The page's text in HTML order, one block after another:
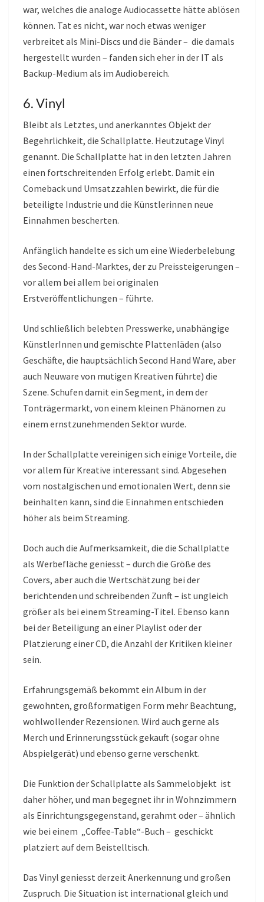
war, welches die analoge Audiocassette hätte ablösen
können. Tat es nicht, war noch etwas weniger
verbreitet als Mini-Discs und die Bänder – die damals
hergestellt wurden – fanden sich eher in der IT als
Backup-Medium als im Audiobereich.
6. Vinyl
Bleibt als Letztes, und anerkanntes Objekt der
Begehrlichkeit, die Schallplatte. Heutzutage Vinyl
genannt. Die Schallplatte hat in den letzten Jahren
einen fortschreitenden Erfolg erlebt. Damit ein
Comeback und Umsatzzahlen bewirkt, die für die
beteiligte Industrie und die Künstlerinnen neue
Einnahmen bescherten.
Anfänglich handelte es sich um eine Wiederbelebung
des Second-Hand-Marktes, der zu Preissteigerungen –
vor allem bei allem bei originalen
Erstveröffentlichungen – führte.
Und schließlich belebten Presswerke, unabhängige
KünstlerInnen und gemischte Plattenläden (also
Geschäfte, die hauptsächlich Second Hand Ware, aber
auch Neuware von mutigen Kreativen führte) die
Szene. Schufen damit ein Segment, in dem der
Tonträgermarkt, von einem kleinen Phänomen zu
einem ernstzunehmenden Sektor wurde.
In der Schallplatte vereinigen sich einige Vorteile, die
vor allem für Kreative interessant sind. Abgesehen
vom nostalgischen und emotionalen Wert, denn sie
beinhalten kann, sind die Einnahmen entschieden
höher als beim Streaming.
Doch auch die Aufmerksamkeit, die die Schallplatte
als Werbefläche geniesst – durch die Größe des
Covers, aber auch die Wertschätzung bei der
berichtenden und schreibenden Zunft – ist ungleich
größer als bei einem Streaming-Titel. Ebenso kann
bei der Beteiligung an einer Playlist oder der
Platzierung einer CD, die Anzahl der Kritiken kleiner
sein.
Erfahrungsgemäß bekommt ein Album in der
gewohnten, großformatigen Form mehr Beachtung,
wohlwollender Rezensionen. Wird auch gerne als
Merch und Erinnerungsstück gekauft (sogar ohne
Abspielgerät) und ebenso gerne verschenkt.
Die Funktion der Schallplatte als Sammelobjekt ist
daher höher, und man begegnet ihr in Wohnzimmern
als Einrichtungsgegenstand, gerahmt oder – ähnlich
wie bei einem „Coffee-Table“-Buch – geschickt
platziert auf dem Beistelltisch.
Das Vinyl geniesst derzeit Anerkennung und großen
Zuspruch. Die Situation ist international gleich und